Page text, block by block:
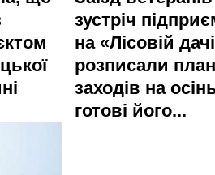
зустріч
на «Лісовій
розписали план
заходів на
готові його...